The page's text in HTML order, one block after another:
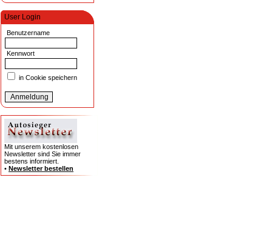
User Login
Benutzername
Kennwort
in Cookie speichern
Mit unserem kostenlosen
Newsletter sind Sie immer
bestens informiert.
• Newsletter bestellen